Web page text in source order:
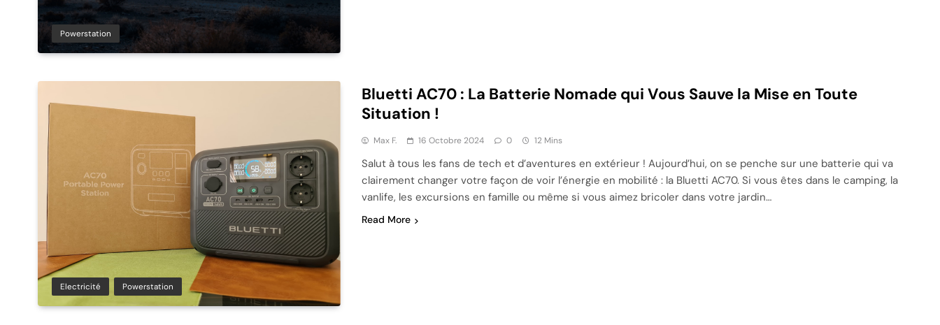
Powerstation
Electricité Powerstation
Bluetti AC70 : La Batterie Nomade qui Vous Sauve la Mise en Toute
Situation !
Max F. 16 Octobre 2024 0 12 Mins
Salut à tous les fans de tech et d’aventures en extérieur ! Aujourd’hui, on se penche sur une batterie qui va
clairement changer votre façon de voir l’énergie en mobilité : la Bluetti AC70. Si vous êtes dans le camping, la
vanlife, les excursions en famille ou même si vous aimez bricoler dans votre jardin…
Read More